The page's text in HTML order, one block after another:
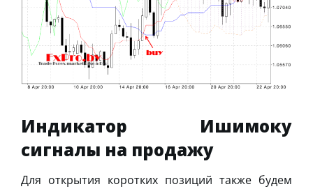
Индикатор Ишимоку
сигналы на продажу
Для открытия коротких позиций также будем